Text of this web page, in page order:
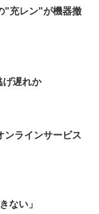
"充レン"が機器撤
げ遅れか
ンラインサービス
ない」